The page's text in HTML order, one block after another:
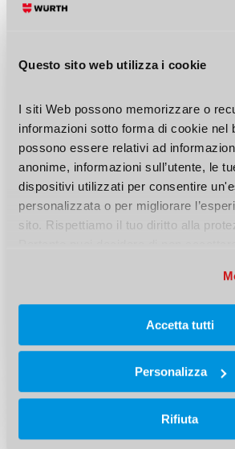
Questo sito web utilizza i cookie
I siti Web possono memorizzare o
informazioni sotto forma di cookie nel
possono essere relativi ad
anonime, informazioni sull’utente, le
dispositivi utilizzati per consentire
personalizzata o per migliorare
sito. Rispettiamo il tuo diritto alla
Accetta tutti
Personalizza
Rifiuta
01 Agosto 25 Per tutti Prodotti
poliuretanica è utile come
strutturale e isolante.…